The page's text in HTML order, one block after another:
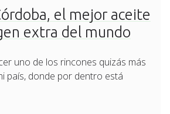
el mejor aceite
extra del mundo
uno de los rincones quizás más
país, donde por dentro está